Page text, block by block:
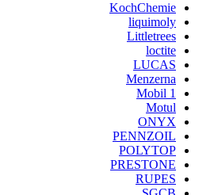
KochChemie
liquimoly
Littletrees
loctite
LUCAS
Menzerna
Mobil 1
Motul
ONYX
PENNZOIL
POLYTOP
PRESTONE
RUPES